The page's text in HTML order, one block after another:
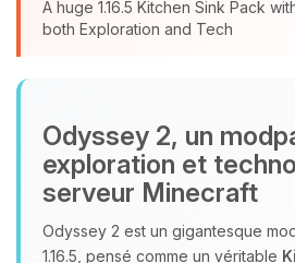
A huge 1.16.5 Kitchen Sink Pack
both Exploration and Tech
Odyssey 2, un
exploration et
serveur Minecraft
Odyssey 2 est un gigantesque
1.16.5, pensé comme un véritable
parler ! Moi c’est
assistant BoxToPlay.